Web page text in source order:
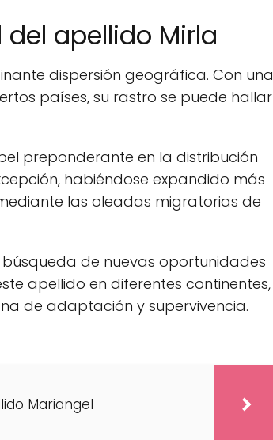
apellido Mirla
dispersión geográfica. Con una
países, su rastro se puede hallar
preponderante en la distribución
habiéndose expandido más
las oleadas migratorias de
de nuevas oportunidades
apellido en diferentes continentes,
de adaptación y supervivencia.
Mariangel